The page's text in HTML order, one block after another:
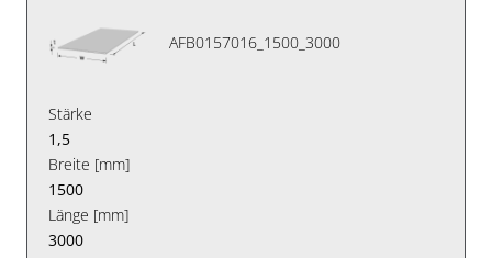
AFB0157016_1500_3000
Stärke
1,5
Breite [mm]
1500
Länge [mm]
3000